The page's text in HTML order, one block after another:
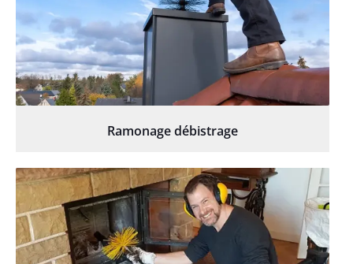
Ramonage débistrage